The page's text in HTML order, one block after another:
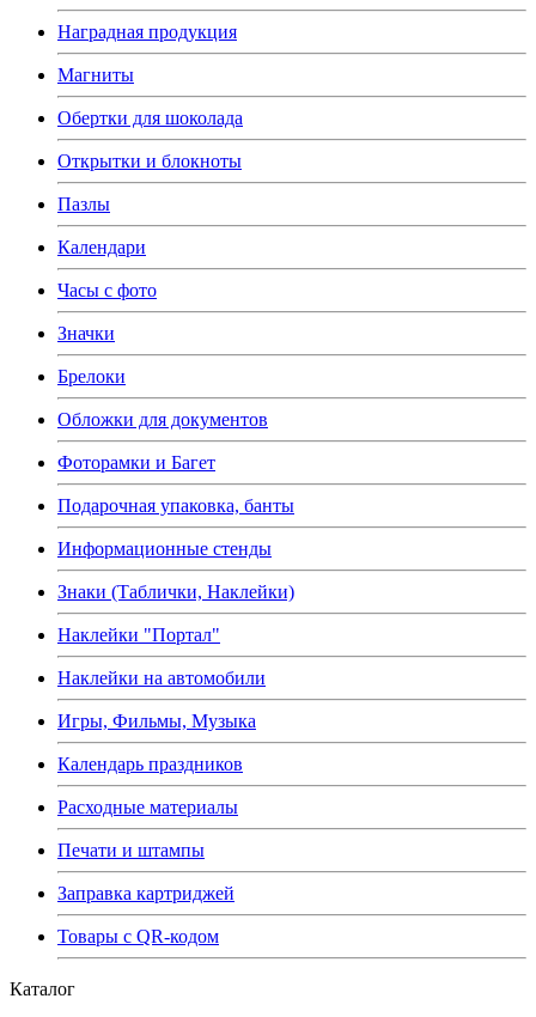
Наградная продукция
Магниты
Обертки для шоколада
Открытки и блокноты
Пазлы
Календари
Часы с фото
Значки
Брелоки
Обложки для документов
Фоторамки и Багет
Подарочная упаковка, банты
Информационные стенды
Знаки (Таблички, Наклейки)
Наклейки "Портал"
Наклейки на автомобили
Игры, Фильмы, Музыка
Календарь праздников
Расходные материалы
Печати и штампы
Заправка картриджей
Товары с QR-кодом
Каталог